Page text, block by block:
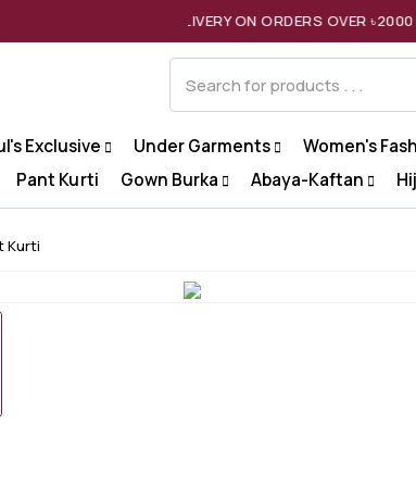
DELIVERY ON ORDERS OVER ৳2000
Exclusive Under Garments Women's
Pant Kurti
Gown Burka Abaya-Kaftan
Kurti